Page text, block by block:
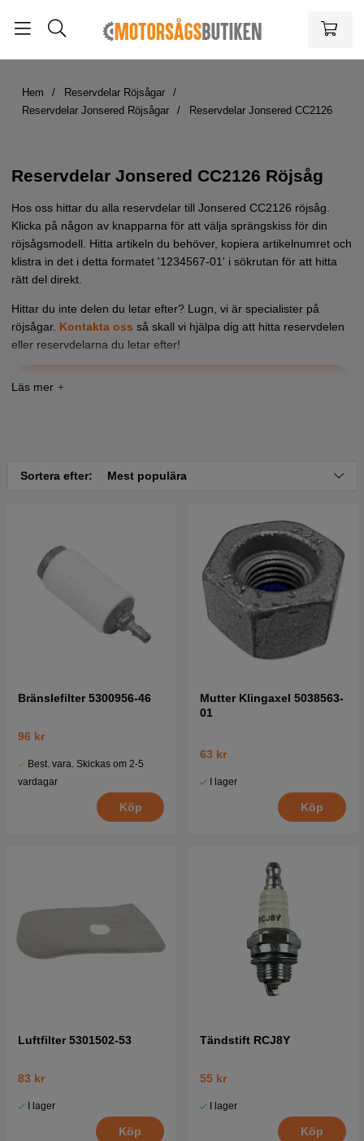
Hem
Reservdelar Röjsågar
Reservdelar Jonsered Röjsågar
Reservdelar Jonsered CC2126
Reservdelar Jonsered CC2126 Röjsåg
Hos oss hittar du alla reservdelar till Jonsered CC2126 röjsåg.
Klicka på någon av knapparna för att välja sprängskiss för din
röjsågsmodell. Hitta artikeln du behöver, kopiera artikelnumret och
klistra in det i detta formatet '1234567-01' i sökrutan för att hitta
rätt del direkt.
Hittar du inte delen du letar efter? Lugn, vi är specialister på
röjsågar. Kontakta oss så skall vi hjälpa dig att hitta reservdelen
eller reservdelarna du letar efter!
Sortera efter: Mest populära
Bränslefilter 5300956-46
96 kr
Best. vara. Skickas om 2-5
vardagar
Köp
Mutter Klingaxel 5038563-
01
63 kr
I lager
Köp
Luftfilter 5301502-53
83 kr
I lager
Köp
Tändstift RCJ8Y
55 kr
I lager
Köp